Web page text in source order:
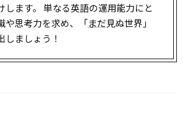
します。 単なる英語の運用能力にと
や思考力を求め、「まだ見ぬ世界」
しましょう！